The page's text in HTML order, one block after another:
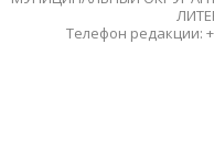
Телефон редакции: